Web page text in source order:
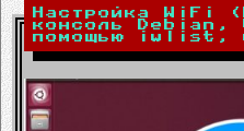
Настройка WiFi
консоль Debian,
помощью iwlist,